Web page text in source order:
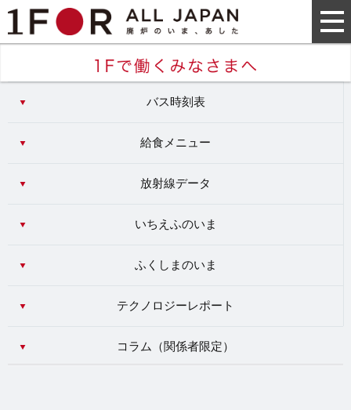
バス時刻表
給食メニュー
放射線データ
いちえふのいま
ふくしまのいま
テクノロジーレポート
コラム（関係者限定）